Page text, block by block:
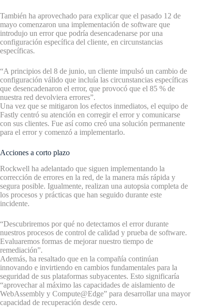
También ha aprovechado para explicar que el pasado 12 de
mayo comenzaron una implementación de software que
introdujo un error que podría desencadenarse por una
configuración específica del cliente, en circunstancias
específicas.
“A principios del 8 de junio, un cliente impulsó un cambio de
configuración válido que incluía las circunstancias específicas
que desencadenaron el error, que provocó que el 85 % de
nuestra red devolviera errores”.
Una vez que se mitigaron los efectos inmediatos, el equipo de
Fastly centró su atención en corregir el error y comunicarse
con sus clientes. Fue así como creó una solución permanente
para el error y comenzó a implementarlo.
Acciones a corto plazo
Rockwell ha adelantado que siguen implementando la
corrección de errores en la red, de la manera más rápida y
segura posible. Igualmente, realizan una autopsia completa de
los procesos y prácticas que han seguido durante este
incidente.
“Descubriremos por qué no detectamos el error durante
nuestros procesos de control de calidad y prueba de software.
Evaluaremos formas de mejorar nuestro tiempo de
remediación”.
Además, ha resaltado que en la compañía continúan
innovando e invirtiendo en cambios fundamentales para la
seguridad de sus plataformas subyacentes. Esto significaría
“aprovechar al máximo las capacidades de aislamiento de
WebAssembly y Compute@Edge” para desarrollar una mayor
capacidad de recuperación desde cero.